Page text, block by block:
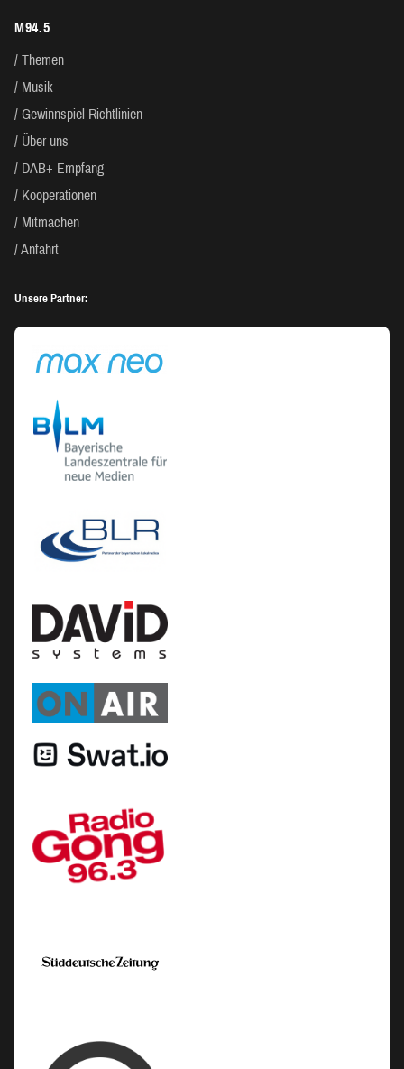
M94.5
Themen
Musik
Gewinnspiel-Richtlinien
Über uns
DAB+ Empfang
Kooperationen
Mitmachen
Anfahrt
Unsere Partner: